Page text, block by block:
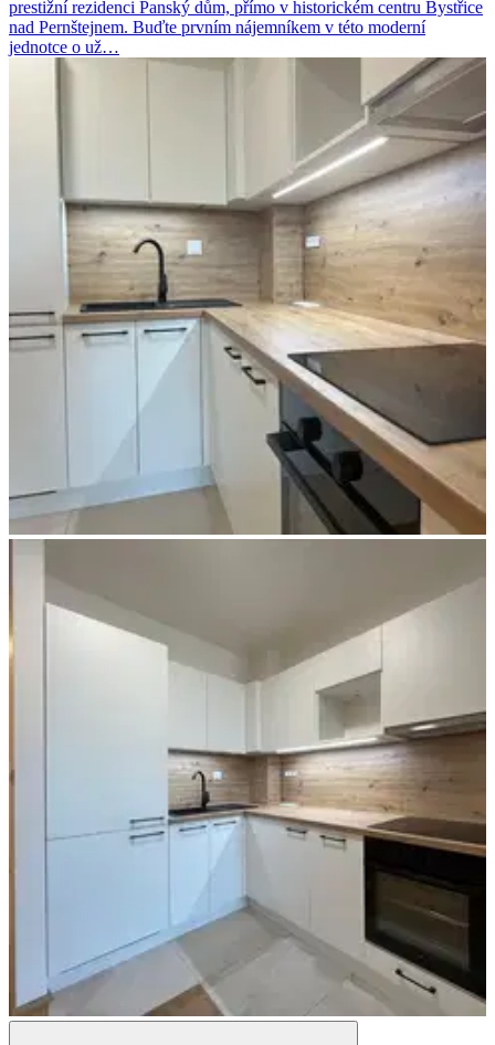
prestižní rezidenci Panský dům, přímo v historickém centru Bystřice
nad Pernštejnem. Buďte prvním nájemníkem v této moderní
jednotce o už…